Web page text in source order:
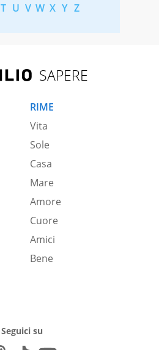
T U V W X Y Z
SAPERE
RIME
Vita
Sole
Casa
Mare
Amore
Cuore
Amici
Bene
Seguici su